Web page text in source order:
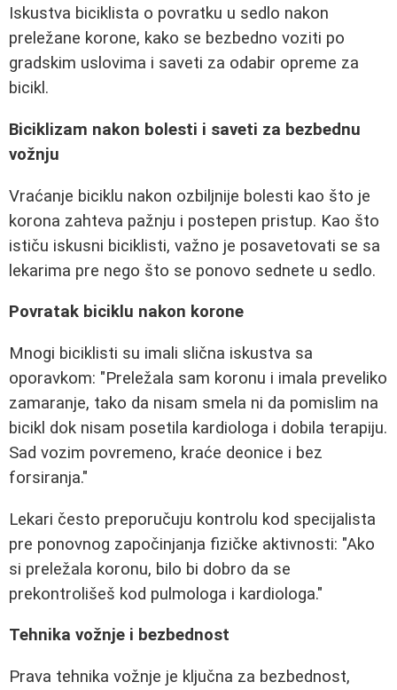
Iskustva biciklista o povratku u sedlo nakon
preležane korone, kako se bezbedno voziti po
gradskim uslovima i saveti za odabir opreme za
bicikl.
Biciklizam nakon bolesti i saveti za bezbednu
vožnju
Vraćanje biciklu nakon ozbiljnije bolesti kao što je
korona zahteva pažnju i postepen pristup. Kao što
ističu iskusni biciklisti, važno je posavetovati se sa
lekarima pre nego što se ponovo sednete u sedlo.
Povratak biciklu nakon korone
Mnogi biciklisti su imali slična iskustva sa
oporavkom: "Preležala sam koronu i imala preveliko
zamaranje, tako da nisam smela ni da pomislim na
bicikl dok nisam posetila kardiologa i dobila terapiju.
Sad vozim povremeno, kraće deonice i bez
forsiranja."
Lekari često preporučuju kontrolu kod specijalista
pre ponovnog započinjanja fizičke aktivnosti: "Ako
si preležala koronu, bilo bi dobro da se
prekontrolišeš kod pulmologa i kardiologa."
Tehnika vožnje i bezbednost
Prava tehnika vožnje je ključna za bezbednost,